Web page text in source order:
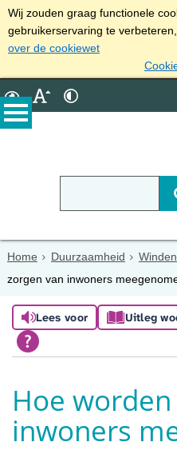
Wij zouden graag functionele
gebruikerservaring te
over de cookiewet
Home Duurzaamheid
zorgen van inwoners
Lees voor Uitleg
Hoe
inwoners